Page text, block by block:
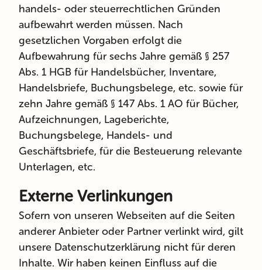
handels- oder steuerrechtlichen Gründen
aufbewahrt werden müssen. Nach
gesetzlichen Vorgaben erfolgt die
Aufbewahrung für sechs Jahre gemäß § 257
Abs. 1 HGB für Handelsbücher, Inventare,
Handelsbriefe, Buchungsbelege, etc. sowie für
zehn Jahre gemäß § 147 Abs. 1 AO für Bücher,
Aufzeichnungen, Lageberichte,
Buchungsbelege, Handels- und
Geschäftsbriefe, für die Besteuerung relevante
Unterlagen, etc.
Externe Verlinkungen
Sofern von unseren Webseiten auf die Seiten
anderer Anbieter oder Partner verlinkt wird, gilt
unsere Datenschutzerklärung nicht für deren
Inhalte. Wir haben keinen Einfluss auf die